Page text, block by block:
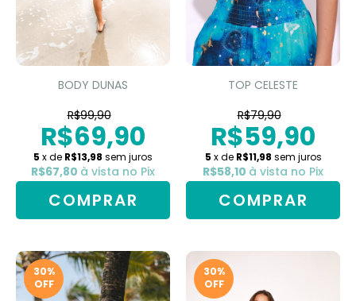
BODY DUNAS
R$99,90
R$69,90
5 x de R$13,98 sem juros
R$67,80 à vista no Pix
COMPRAR
TOP CELESTE
R$79,90
R$59,90
5 x de R$11,98 sem juros
R$58,10 à vista no Pix
COMPRAR
30%
OFF
30%
OFF